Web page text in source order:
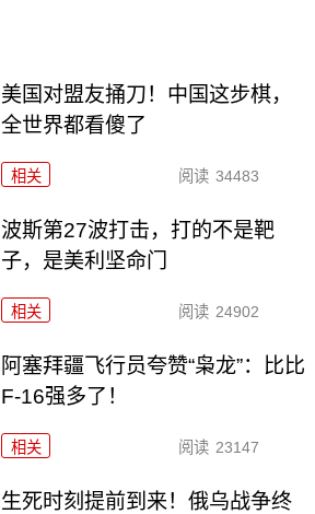
美国对盟友捅刀！中国这步棋，
全世界都看傻了
相关 阅读 34483
波斯第27波打击，打的不是靶
子，是美利坚命门
相关 阅读 24902
阿塞拜疆飞行员夸赞“枭龙”：比比
F-16强多了！
相关 阅读 23147
生死时刻提前到来！俄乌战争终